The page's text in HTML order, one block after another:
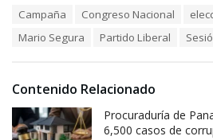
i
:
Campaña Congreso Nacional
Mario Segura
Partido Liberal
Contenido Relacionado
Procuraduría de
6,500 casos de